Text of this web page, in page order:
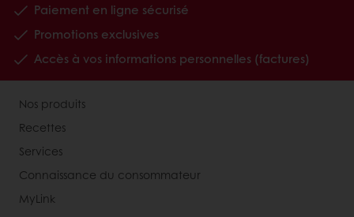
Paiement en ligne sécurisé
Promotions exclusives
Accès à vos informations personnelles (factures)
Nos produits
Recettes
Services
Connaissance du consommateur
MyLink